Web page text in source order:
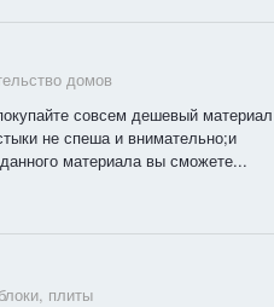
домов
совсем дешевый материал
не спеша и внимательно;и
материала вы сможете...
плиты